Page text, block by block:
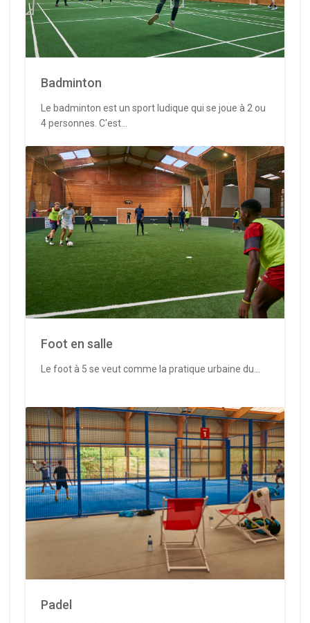
Badminton
Le badminton est un sport ludique qui se joue à 2 ou
4 personnes. C'est...
Foot en salle
Le foot à 5 se veut comme la pratique urbaine du...
Padel